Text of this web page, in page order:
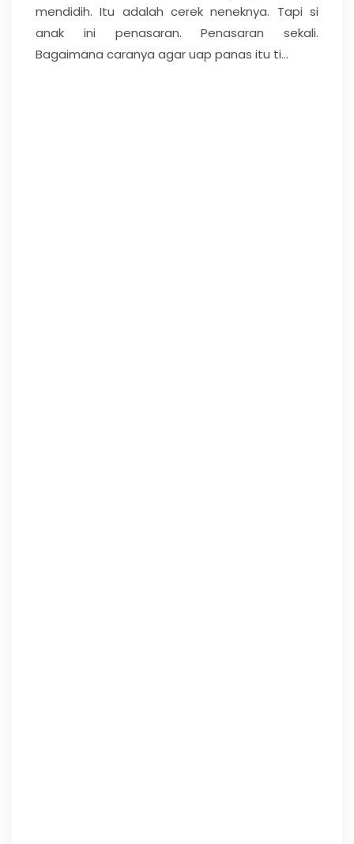
mendidih. Itu adalah cerek neneknya. Tapi si
anak ini penasaran. Penasaran sekali.
Bagaimana caranya agar uap panas itu ti...